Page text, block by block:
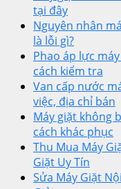
tại đây
Nguyên nhân
là lỗi gì?
Phao áp lực
cách kiểm tra
Van cấp nước
việc, địa chỉ bán
Máy giặt không
cách khác phục
Thu Mua Máy
Giặt Uy Tín
Sửa Máy Giặt